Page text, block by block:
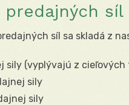
predajných síl
síl sa skladá z
sily (vyplývajú z cieľových
sily
sily